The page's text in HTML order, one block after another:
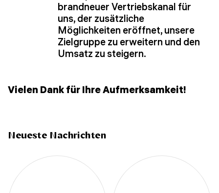
brandneuer Vertriebskanal für
uns, der zusätzliche
Möglichkeiten eröffnet, unsere
Zielgruppe zu erweitern und den
Umsatz zu steigern.
Vielen Dank für Ihre Aufmerksamkeit!
Neueste Nachrichten